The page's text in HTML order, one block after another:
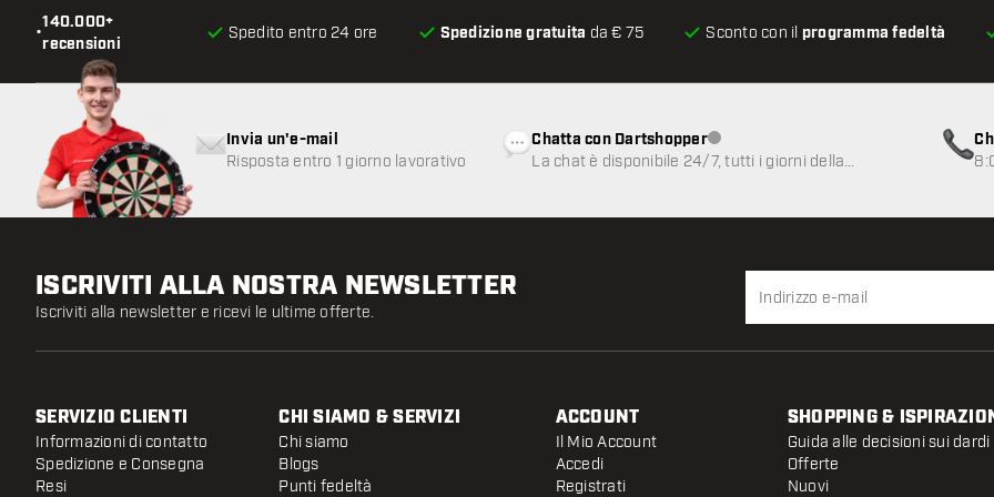
•
140.000+
recensioni
Spedito entro 24 ore Spedizione gratuita da € 75 Sconto con il programma fedeltà
Invia un'e-mail
Risposta entro 1 giorno lavorativo
Chatta con DartshopperServizio clienti non disponibile
La chat è disponibile 24/7, tutti i giorni della
ISCRIVITI ALLA NOSTRA NEWSLETTER
Iscriviti alla newsletter e ricevi le ultime offerte.
SERVIZIO CLIENTI
Informazioni di contatto
Spedizione e Consegna
Resi
CHI SIAMO & SERVIZI
Chi siamo
Blogs
Punti fedeltà
ACCOUNT
Il Mio Account
Accedi
Registrati
SHOPPING &
Guida alle decisioni sui dardi
Offerte
Nuovi